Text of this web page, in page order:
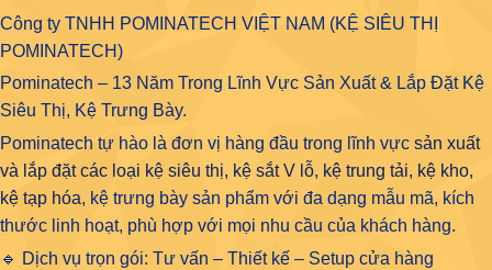
Công ty TNHH POMINATECH VIỆT NAM (KỆ SIÊU THỊ
POMINATECH)
Pominatech – 13 Năm Trong Lĩnh Vực Sản Xuất & Lắp Đặt Kệ
Siêu Thị, Kệ Trưng Bày.
Pominatech tự hào là đơn vị hàng đầu trong lĩnh vực sản xuất
và lắp đặt các loại kệ siêu thị, kệ sắt V lỗ, kệ trung tải, kệ kho,
kệ tạp hóa, kệ trưng bày sản phẩm với đa dạng mẫu mã, kích
thước linh hoạt, phù hợp với mọi nhu cầu của khách hàng.
🔹 Dịch vụ trọn gói: Tư vấn – Thiết kế – Setup cửa hàng